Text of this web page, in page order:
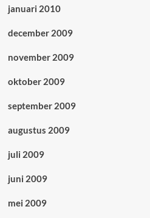
januari 2010
december 2009
november 2009
oktober 2009
september 2009
augustus 2009
juli 2009
juni 2009
mei 2009